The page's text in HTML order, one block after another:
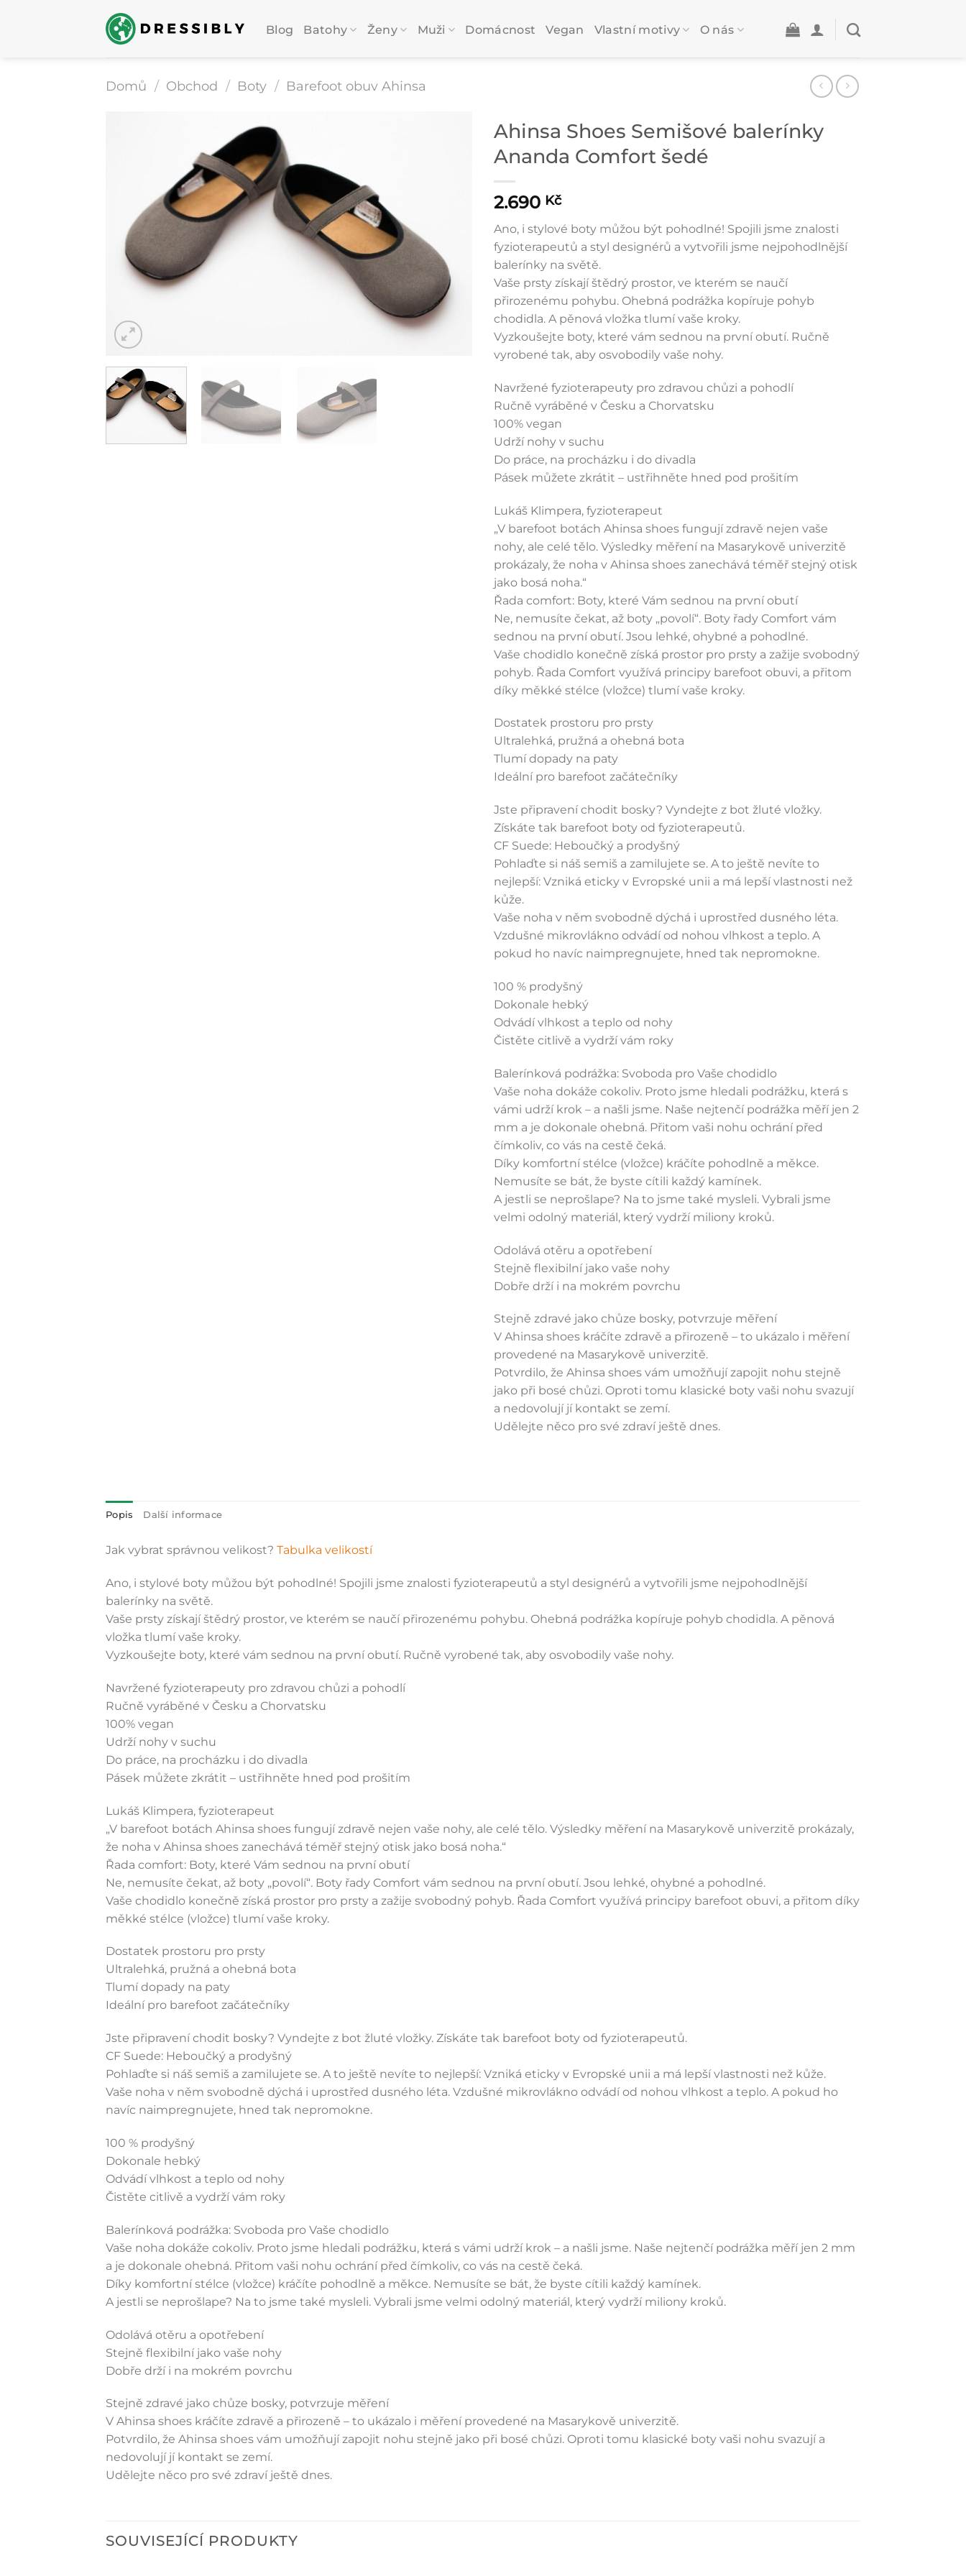
Blog Batohy Ženy Muži Domácnost Vegan Vlastní motivy O nás
Domů / Obchod / Boty / Barefoot obuv Ahinsa
Ahinsa Shoes Semišové balerínky
Ananda Comfort šedé
2.690 Kč
Ano, i stylové boty můžou být pohodlné! Spojili jsme znalosti
fyzioterapeutů a styl designérů a vytvořili jsme nejpohodlnější
balerínky na světě.
Vaše prsty získají štědrý prostor, ve kterém se naučí
přirozenému pohybu. Ohebná podrážka kopíruje pohyb
chodidla. A pěnová vložka tlumí vaše kroky.
Vyzkoušejte boty, které vám sednou na první obutí. Ručně
vyrobené tak, aby osvobodily vaše nohy.
Navržené fyzioterapeuty pro zdravou chůzi a pohodlí
Ručně vyráběné v Česku a Chorvatsku
100% vegan
Udrží nohy v suchu
Do práce, na procházku i do divadla
Pásek můžete zkrátit – ustřihněte hned pod prošitím
Lukáš Klimpera, fyzioterapeut
„V barefoot botách Ahinsa shoes fungují zdravě nejen vaše
nohy, ale celé tělo. Výsledky měření na Masarykově univerzitě
prokázaly, že noha v Ahinsa shoes zanechává téměř stejný otisk
jako bosá noha.“
Řada comfort: Boty, které Vám sednou na první obutí
Ne, nemusíte čekat, až boty „povolí“. Boty řady Comfort vám
sednou na první obutí. Jsou lehké, ohybné a pohodlné.
Vaše chodidlo konečně získá prostor pro prsty a zažije svobodný
pohyb. Řada Comfort využívá principy barefoot obuvi, a přitom
díky měkké stélce (vložce) tlumí vaše kroky.
Dostatek prostoru pro prsty
Ultralehká, pružná a ohebná bota
Tlumí dopady na paty
Ideální pro barefoot začátečníky
Jste připravení chodit bosky? Vyndejte z bot žluté vložky.
Získáte tak barefoot boty od fyzioterapeutů.
CF Suede: Heboučký a prodyšný
Pohlaďte si náš semiš a zamilujete se. A to ještě nevíte to
nejlepší: Vzniká eticky v Evropské unii a má lepší vlastnosti než
kůže.
Vaše noha v něm svobodně dýchá i uprostřed dusného léta.
Vzdušné mikrovlákno odvádí od nohou vlhkost a teplo. A
pokud ho navíc naimpregnujete, hned tak nepromokne.
100 % prodyšný
Dokonale hebký
Odvádí vlhkost a teplo od nohy
Čistěte citlivě a vydrží vám roky
Balerínková podrážka: Svoboda pro Vaše chodidlo
Vaše noha dokáže cokoliv. Proto jsme hledali podrážku, která s
vámi udrží krok – a našli jsme. Naše nejtenčí podrážka měří jen 2
mm a je dokonale ohebná. Přitom vaši nohu ochrání před
čímkoliv, co vás na cestě čeká.
Díky komfortní stélce (vložce) kráčíte pohodlně a měkce.
Nemusíte se bát, že byste cítili každý kamínek.
A jestli se neprošlape? Na to jsme také mysleli. Vybrali jsme
velmi odolný materiál, který vydrží miliony kroků.
Odolává otěru a opotřebení
Stejně flexibilní jako vaše nohy
Dobře drží i na mokrém povrchu
Stejně zdravé jako chůze bosky, potvrzuje měření
V Ahinsa shoes kráčíte zdravě a přirozeně – to ukázalo i měření
provedené na Masarykově univerzitě.
Potvrdilo, že Ahinsa shoes vám umožňují zapojit nohu stejně
jako při bosé chůzi. Oproti tomu klasické boty vaši nohu svazují
a nedovolují jí kontakt se zemí.
Udělejte něco pro své zdraví ještě dnes.
Popis Další informace
Jak vybrat správnou velikost? Tabulka velikostí
Ano, i stylové boty můžou být pohodlné! Spojili jsme znalosti fyzioterapeutů a styl designérů a vytvořili jsme nejpohodlnější
balerínky na světě.
Vaše prsty získají štědrý prostor, ve kterém se naučí přirozenému pohybu. Ohebná podrážka kopíruje pohyb chodidla. A pěnová
vložka tlumí vaše kroky.
Vyzkoušejte boty, které vám sednou na první obutí. Ručně vyrobené tak, aby osvobodily vaše nohy.
Navržené fyzioterapeuty pro zdravou chůzi a pohodlí
Ručně vyráběné v Česku a Chorvatsku
100% vegan
Udrží nohy v suchu
Do práce, na procházku i do divadla
Pásek můžete zkrátit – ustřihněte hned pod prošitím
Lukáš Klimpera, fyzioterapeut
„V barefoot botách Ahinsa shoes fungují zdravě nejen vaše nohy, ale celé tělo. Výsledky měření na Masarykově univerzitě prokázaly,
že noha v Ahinsa shoes zanechává téměř stejný otisk jako bosá noha.“
Řada comfort: Boty, které Vám sednou na první obutí
Ne, nemusíte čekat, až boty „povolí“. Boty řady Comfort vám sednou na první obutí. Jsou lehké, ohybné a pohodlné.
Vaše chodidlo konečně získá prostor pro prsty a zažije svobodný pohyb. Řada Comfort využívá principy barefoot obuvi, a přitom díky
měkké stélce (vložce) tlumí vaše kroky.
Dostatek prostoru pro prsty
Ultralehká, pružná a ohebná bota
Tlumí dopady na paty
Ideální pro barefoot začátečníky
Jste připravení chodit bosky? Vyndejte z bot žluté vložky. Získáte tak barefoot boty od fyzioterapeutů.
CF Suede: Heboučký a prodyšný
Pohlaďte si náš semiš a zamilujete se. A to ještě nevíte to nejlepší: Vzniká eticky v Evropské unii a má lepší vlastnosti než kůže.
Vaše noha v něm svobodně dýchá i uprostřed dusného léta. Vzdušné mikrovlákno odvádí od nohou vlhkost a teplo. A pokud ho
navíc naimpregnujete, hned tak nepromokne.
100 % prodyšný
Dokonale hebký
Odvádí vlhkost a teplo od nohy
Čistěte citlivě a vydrží vám roky
Balerínková podrážka: Svoboda pro Vaše chodidlo
Vaše noha dokáže cokoliv. Proto jsme hledali podrážku, která s vámi udrží krok – a našli jsme. Naše nejtenčí podrážka měří jen 2 mm
a je dokonale ohebná. Přitom vaši nohu ochrání před čímkoliv, co vás na cestě čeká.
Díky komfortní stélce (vložce) kráčíte pohodlně a měkce. Nemusíte se bát, že byste cítili každý kamínek.
A jestli se neprošlape? Na to jsme také mysleli. Vybrali jsme velmi odolný materiál, který vydrží miliony kroků.
Odolává otěru a opotřebení
Stejně flexibilní jako vaše nohy
Dobře drží i na mokrém povrchu
Stejně zdravé jako chůze bosky, potvrzuje měření
V Ahinsa shoes kráčíte zdravě a přirozeně – to ukázalo i měření provedené na Masarykově univerzitě.
Potvrdilo, že Ahinsa shoes vám umožňují zapojit nohu stejně jako při bosé chůzi. Oproti tomu klasické boty vaši nohu svazují a
nedovolují jí kontakt se zemí.
Udělejte něco pro své zdraví ještě dnes.
SOUVISEJÍCÍ PRODUKTY